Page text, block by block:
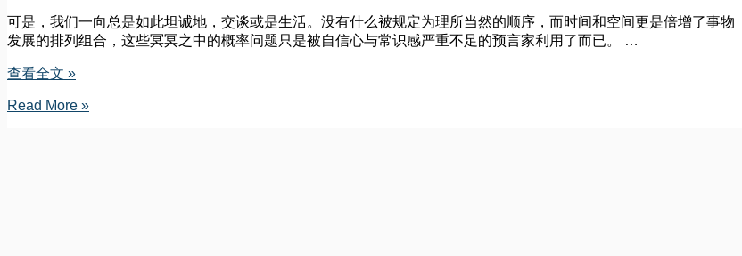
可是，我们一向总是如此坦诚地，交谈或是生活。没有什么被规定为理所当然的顺序，而时间和空间更是倍增了事物
发展的排列组合，这些冥冥之中的概率问题只是被自信心与常识感严重不足的预言家利用了而已。 …
对
平
查看全文 »
对
Read More »